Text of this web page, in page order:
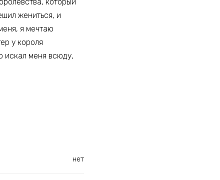
жениться, и
я мечтаю
у короля
искал меня всюду,
нет